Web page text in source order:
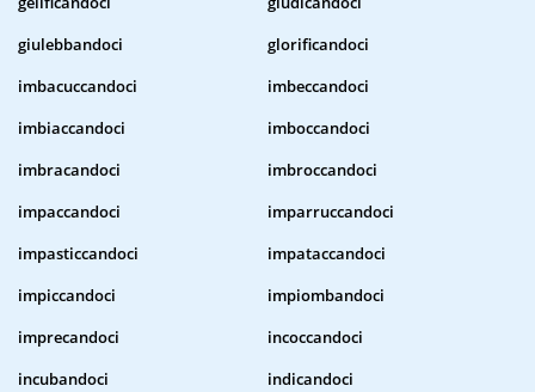
giulebbandoci
glorificandoci
imbacuccandoci
imbeccandoci
imbiaccandoci
imboccandoci
imbracandoci
imbroccandoci
impaccandoci
imparruccandoci
impasticcandoci
impataccandoci
impiccandoci
impiombandoci
imprecandoci
incoccandoci
incubandoci
indicandoci